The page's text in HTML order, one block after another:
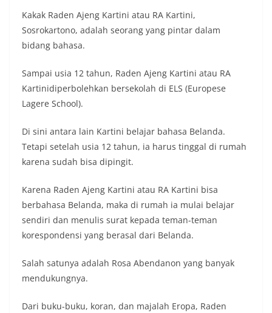
Kakak Raden Ajeng Kartini atau RA Kartini,
Sosrokartono, adalah seorang yang pintar dalam
bidang bahasa.
Sampai usia 12 tahun, Raden Ajeng Kartini atau RA
Kartinidiperbolehkan bersekolah di ELS (Europese
Lagere School).
Di sini antara lain Kartini belajar bahasa Belanda.
Tetapi setelah usia 12 tahun, ia harus tinggal di rumah
karena sudah bisa dipingit.
Karena Raden Ajeng Kartini atau RA Kartini bisa
berbahasa Belanda, maka di rumah ia mulai belajar
sendiri dan menulis surat kepada teman-teman
korespondensi yang berasal dari Belanda.
Salah satunya adalah Rosa Abendanon yang banyak
mendukungnya.
Dari buku-buku, koran, dan majalah Eropa, Raden